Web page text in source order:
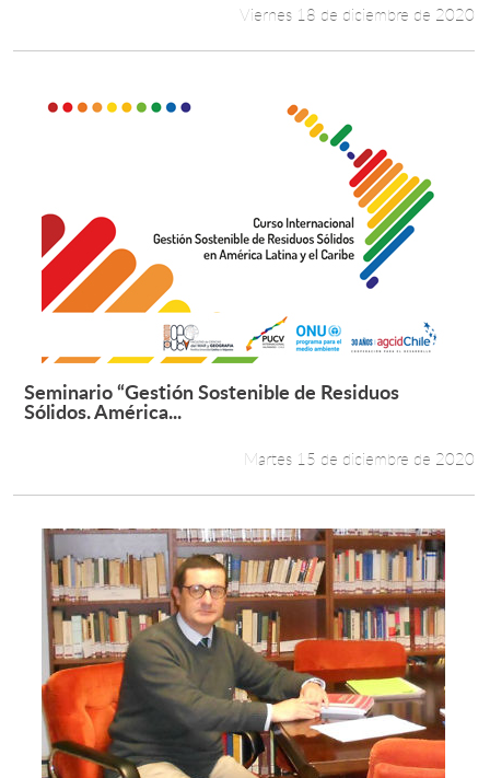
Viernes 18 de diciembre de 2020
Leer más +
Seminario “Gestión Sostenible de Residuos
Sólidos. América...
Martes 15 de diciembre de 2020